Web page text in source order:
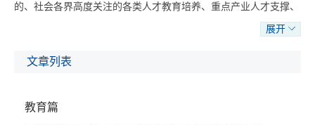
的、社会各界高度关注的各类人才教育培养、重点产业人才支撑、
乡村人才振兴、人才体制机制改革等问题展开深入研究。全书注重
研究的前瞻性、原创性、实用性和可操作性，力求提出的发展思
路、对策建议能够为各级党委政府决策提供参考，为社会各界提供
的进展以及未来面临的形势任务和对策思路进行了系统阐述。报告
展开
文章列表
教育篇